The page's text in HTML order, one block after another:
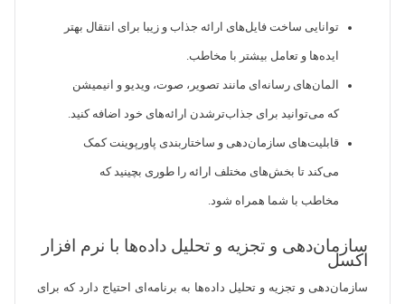
توانایی ساخت فایل‌های ارائه جذاب و زیبا برای انتقال بهتر
ایده‌ها و تعامل بیشتر با مخاطب.
المان‌های رسانه‌ای مانند تصویر، صوت، ویدیو و انیمیشن
که می‌توانید برای جذاب‌ترشدن ارائه‌های خود اضافه کنید.
قابلیت‌های سازمان‌دهی و ساختاربندی پاورپوینت کمک
می‌کند تا بخش‌های مختلف ارائه را طوری بچینید که
مخاطب با شما همراه شود.
سازمان‌دهی و تجزیه و تحلیل داده‌ها با نرم افزار
اکسل
سازمان‌دهی و تجزیه و تحلیل داده‌ها به برنامه‌ای احتیاج دارد که برای